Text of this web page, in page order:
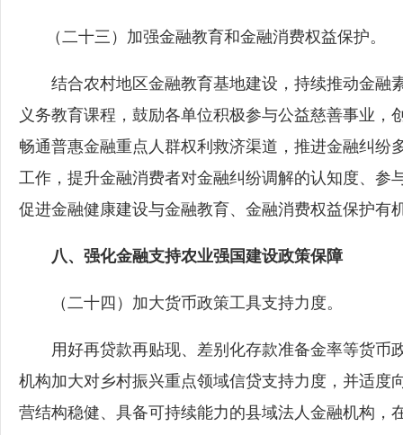
（二十三）加强金融教育和金融消费权益保护。
结合农村地区金融教育基地建设，持续推动金融
义务教育课程，鼓励各单位积极参与公益慈善事业，
畅通普惠金融重点人群权利救济渠道，推进金融纠纷
工作，提升金融消费者对金融纠纷调解的认知度、参
促进金融健康建设与金融教育、金融消费权益保护有
八、强化金融支持农业强国建设政策保障
（二十四）加大货币政策工具支持力度。
用好再贷款再贴现、差别化存款准备金率等货币
机构加大对乡村振兴重点领域信贷支持力度，并适度
营结构稳健、具备可持续能力的县域法人金融机构，